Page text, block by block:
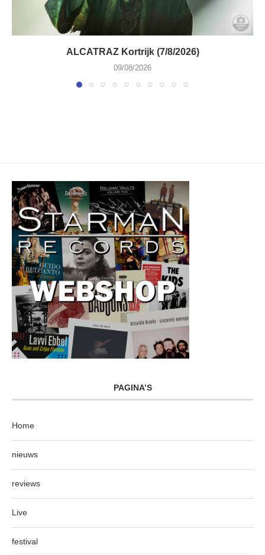
ALCATRAZ Kortrijk (7/8/2026)
09/08/2026
PAGINA’S
Home
nieuws
reviews
Live
festival